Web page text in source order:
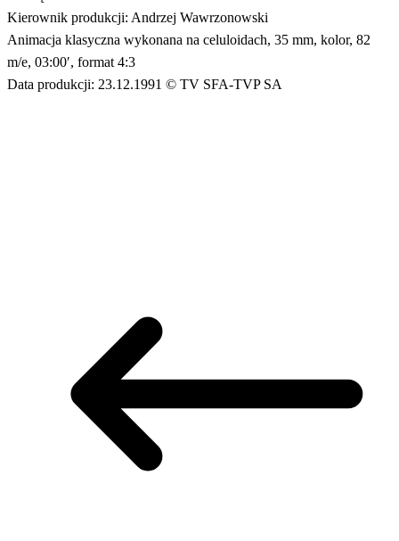
Kierownik produkcji: Andrzej Wawrzonowski
Animacja klasyczna wykonana na celuloidach, 35 mm, kolor, 82
m/e, 03:00′, format 4:3
Data produkcji: 23.12.1991 © TV SFA-TVP SA